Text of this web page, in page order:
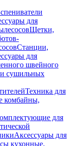
для
Щетки,
Станции,
для
швейного
и сушильных
Техника для
комбайны,
для
Аксессуары для
кухонные,